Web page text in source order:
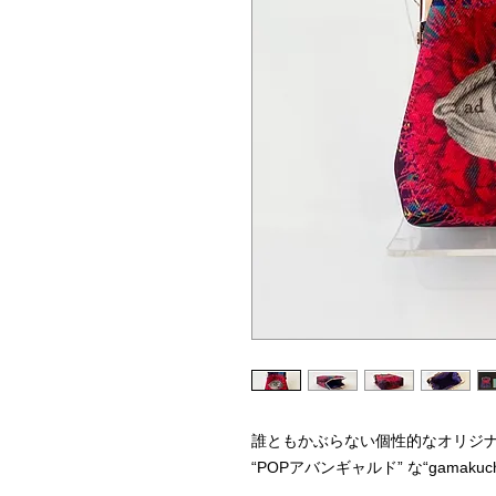
誰ともかぶらない個性的なオリジ
“POPアバンギャルド” な